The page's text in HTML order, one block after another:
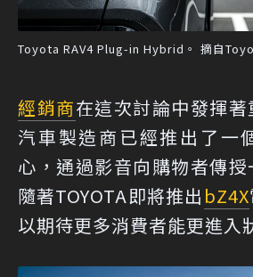
Toyota RAV4 Plug-in Hybrid。 摘自
經銷商在這次討論中發揮
汽車製造商已經推出了一
心，通過影音向購物者傳授
隨著TOYOTA即將推出 bZ4X
以期待更多消費者能更進入